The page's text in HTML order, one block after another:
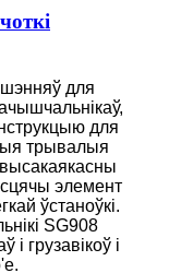
для
для
трывалыя
элемент
ўстаноўкі.
SG908
грузавікоў і